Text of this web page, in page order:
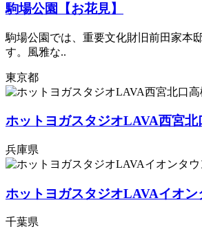
駒場公園【お花見】
駒場公園では、重要文化財旧前田家本
す。風雅な..
東京都
ホットヨガスタジオLAVA西宮北
兵庫県
ホットヨガスタジオLAVAイオ
千葉県